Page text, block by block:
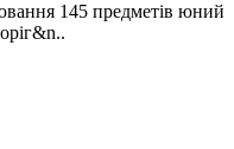
145 предметів юний